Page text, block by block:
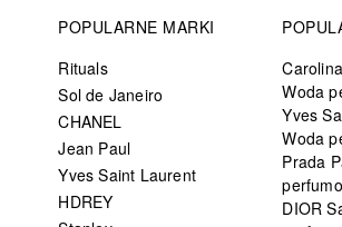
POPULARNE MARKI
Rituals
Sol de Janeiro
CHANEL
Jean Paul
Yves Saint Laurent
HDREY
Woda
Yves
Woda
Prada
DIOR